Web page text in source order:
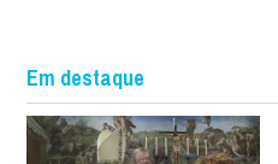
Em destaque